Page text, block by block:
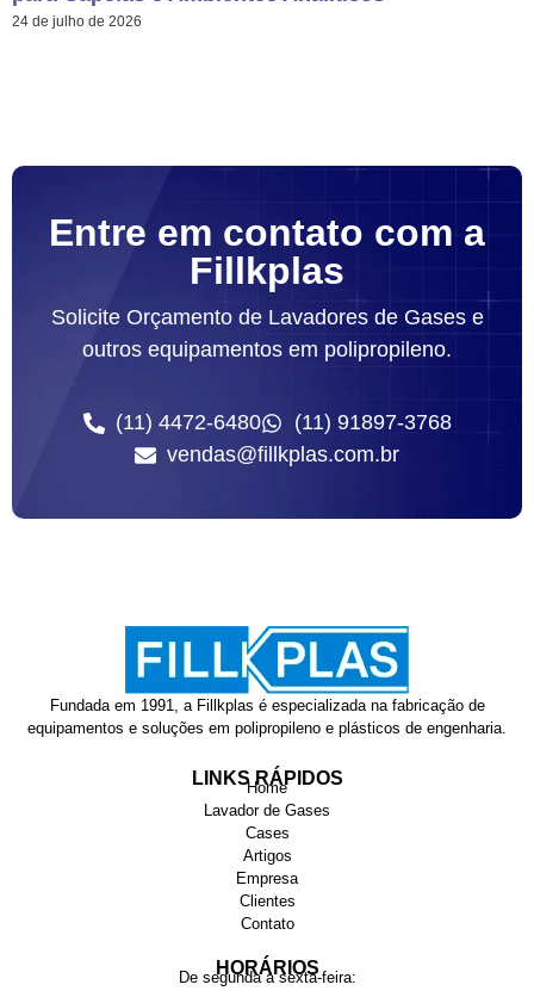
24 de julho de 2026
Entre em contato com a
Fillkplas
Solicite Orçamento de Lavadores de Gases e
outros equipamentos em polipropileno.
(11) 4472-6480
(11) 91897-3768
vendas@fillkplas.com.br
Fundada em 1991, a Fillkplas é especializada na fabricação de
equipamentos e soluções em polipropileno e plásticos de engenharia.
LINKS RÁPIDOS
Home
Lavador de Gases
Cases
Artigos
Empresa
Clientes
Contato
HORÁRIOS
De segunda à sexta-feira: